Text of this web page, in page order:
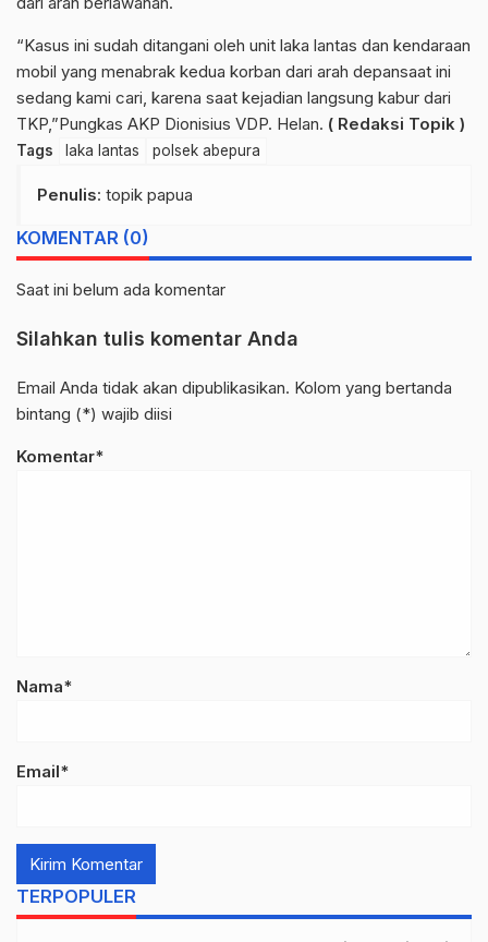
“Kasus ini sudah ditangani oleh unit laka lantas dan kendaraan
mobil yang menabrak kedua korban dari arah depansaat ini
sedang kami cari, karena saat kejadian langsung kabur dari
TKP,”Pungkas AKP Dionisius VDP. Helan. ( Redaksi Topik )
Tags laka lantas polsek abepura
Penulis: topik papua
KOMENTAR (0)
Saat ini belum ada komentar
Silahkan tulis komentar Anda
Email Anda tidak akan dipublikasikan. Kolom yang bertanda
bintang (*) wajib diisi
Komentar*
Nama*
Email*
TERPOPULER